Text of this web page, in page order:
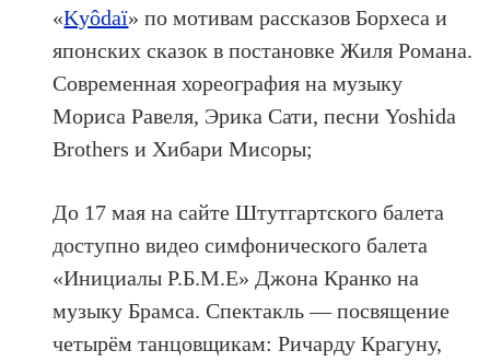
«Kyôdaï» по мотивам рассказов Борхеса и
японских сказок в постановке Жиля Романа.
Современная хореография на музыку
Мориса Равеля, Эрика Сати, песни Yoshida
Brothers и Хибари Мисоры;
До 17 мая на сайте Штутгартского балета
доступно видео симфонического балета
«Инициалы Р.Б.М.Е» Джона Кранко на
музыку Брамса. Спектакль — посвящение
четырём танцовщикам: Ричарду Крагуну,